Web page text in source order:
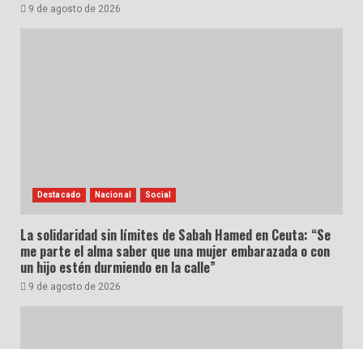
9 de agosto de 2026
Destacado Nacional Social
La solidaridad sin límites de Sabah Hamed en Ceuta: “Se
me parte el alma saber que una mujer embarazada o con
un hijo estén durmiendo en la calle”
9 de agosto de 2026